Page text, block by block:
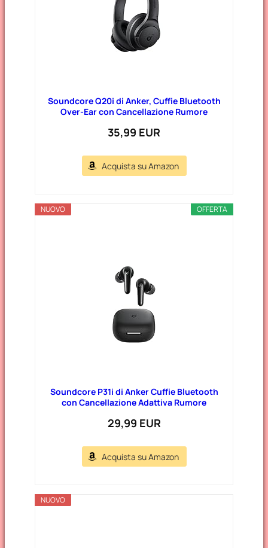
Soundcore Q20i di Anker, Cuffie Bluetooth
Over-Ear con Cancellazione Rumore
35,99 EUR
Acquista su Amazon
OFFERTA
NUOVO
Soundcore P31i di Anker Cuffie Bluetooth
con Cancellazione Adattiva Rumore
29,99 EUR
Acquista su Amazon
NUOVO